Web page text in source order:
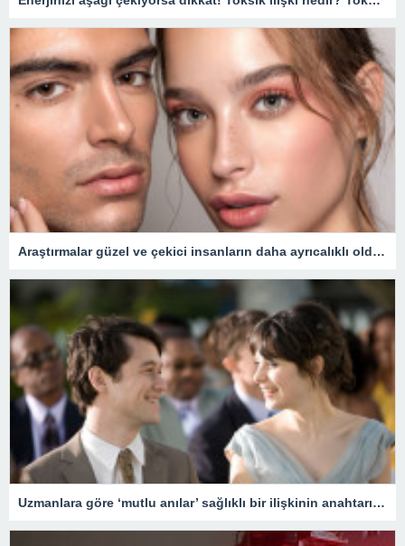
Araştırmalar güzel ve çekici insanların daha ayrıcalıklı olduğunu gösteriyor
Uzmanlara göre ‘mutlu anılar’ sağlıklı bir ilişkinin anahtarı olabilir